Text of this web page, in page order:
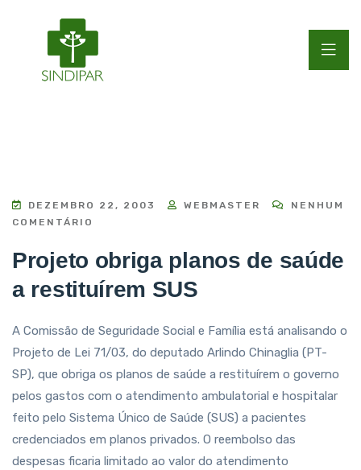
DEZEMBRO 22, 2003 WEBMASTER
NENHUM
COMENTÁRIO
Projeto obriga planos de saúde
a restituírem SUS
A Comissão de Seguridade Social e Família está analisando o
Projeto de Lei 71/03, do deputado Arlindo Chinaglia (PT-
SP), que obriga os planos de saúde a restituírem o governo
pelos gastos com o atendimento ambulatorial e hospitalar
feito pelo Sistema Único de Saúde (SUS) a pacientes
credenciados em planos privados. O reembolso das
despesas ficaria limitado ao valor do atendimento